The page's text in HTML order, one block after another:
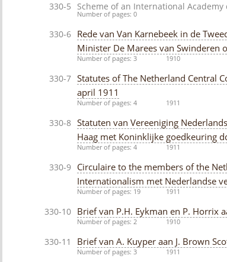
330-5 Scheme of an International
Number of pages: 0
330-6
Rede van Van Karnebeek in de
Minister De Marees van Swinderen
Number of pages: 3 1910
330-7 Statutes of The Netherland Central
april 1911
Number of pages: 4 1911
330-8 Statuten van Vereeniging
Haag met Koninklijke goedkeuring
Number of pages: 4 1911
330-9
Circulaire to the members of the
Internationalism met Nederlandse
Number of pages: 19 1911
330-10 Brief van P.H. Eykman en P. Horrix
Number of pages: 2 1910
330-11 Brief van A. Kuyper aan J. Brown
Number of pages: 3 1911